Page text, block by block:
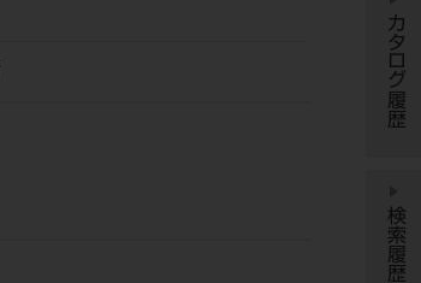
カタログ履歴
検索履歴